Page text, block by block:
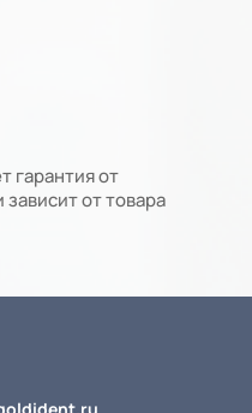
гарантия от
от товара